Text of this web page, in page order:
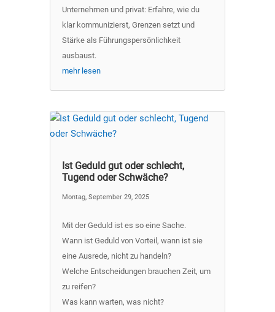
Unternehmen und privat: Erfahre, wie du
klar kommunizierst, Grenzen setzt und
Stärke als Führungspersönlichkeit
ausbaust.
mehr lesen
Ist Geduld gut oder schlecht,
Tugend oder Schwäche?
Montag, September 29, 2025
Mit der Geduld ist es so eine Sache.
Wann ist Geduld von Vorteil, wann ist sie
eine Ausrede, nicht zu handeln?
Welche Entscheidungen brauchen Zeit, um
zu reifen?
Was kann warten, was nicht?